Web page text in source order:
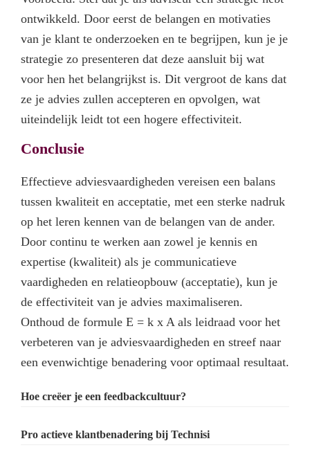
ontwikkeld. Door eerst de belangen en motivaties
van je klant te onderzoeken en te begrijpen, kun je je
strategie zo presenteren dat deze aansluit bij wat
voor hen het belangrijkst is. Dit vergroot de kans dat
ze je advies zullen accepteren en opvolgen, wat
uiteindelijk leidt tot een hogere effectiviteit.
Conclusie
Effectieve adviesvaardigheden vereisen een balans
tussen kwaliteit en acceptatie, met een sterke nadruk
op het leren kennen van de belangen van de ander.
Door continu te werken aan zowel je kennis en
expertise (kwaliteit) als je communicatieve
vaardigheden en relatieopbouw (acceptatie), kun je
de effectiviteit van je advies maximaliseren.
Onthoud de formule E = k x A als leidraad voor het
verbeteren van je adviesvaardigheden en streef naar
een evenwichtige benadering voor optimaal resultaat.
Primary
Sidebar
Hoe creëer je een feedbackcultuur?
Pro actieve klantbenadering bij Technisi